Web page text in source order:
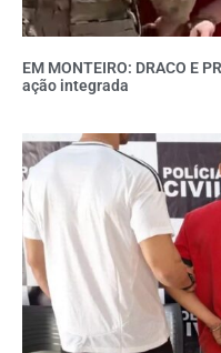
EM MONTEIRO: DRACO E
ação integrada